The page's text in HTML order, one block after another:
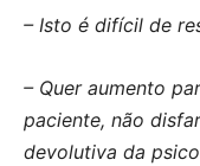
– Isto é difícil de
– Quer aumento
paciente, não
devolutiva da